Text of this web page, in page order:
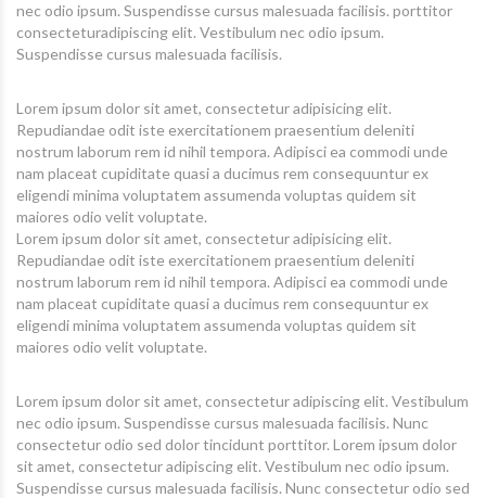
nec odio ipsum. Suspendisse cursus malesuada facilisis. porttitor
consecteturadipiscing elit. Vestibulum nec odio ipsum.
Suspendisse cursus malesuada facilisis.
Lorem ipsum dolor sit amet, consectetur adipisicing elit.
Repudiandae odit iste exercitationem praesentium deleniti
nostrum laborum rem id nihil tempora. Adipisci ea commodi unde
nam placeat cupiditate quasi a ducimus rem consequuntur ex
eligendi minima voluptatem assumenda voluptas quidem sit
maiores odio velit voluptate.
Lorem ipsum dolor sit amet, consectetur adipisicing elit.
Repudiandae odit iste exercitationem praesentium deleniti
nostrum laborum rem id nihil tempora. Adipisci ea commodi unde
nam placeat cupiditate quasi a ducimus rem consequuntur ex
eligendi minima voluptatem assumenda voluptas quidem sit
maiores odio velit voluptate.
Lorem ipsum dolor sit amet, consectetur adipiscing elit. Vestibulum
nec odio ipsum. Suspendisse cursus malesuada facilisis. Nunc
consectetur odio sed dolor tincidunt porttitor. Lorem ipsum dolor
sit amet, consectetur adipiscing elit. Vestibulum nec odio ipsum.
Suspendisse cursus malesuada facilisis. Nunc consectetur odio sed